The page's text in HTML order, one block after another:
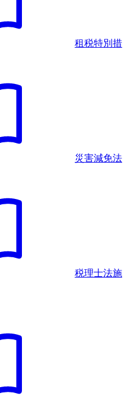
租税特別措
災害減免法
税理士法施